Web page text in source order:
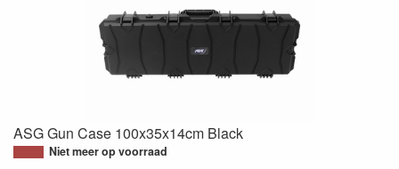
ASG Gun Case 100x35x14cm Black
Niet meer op voorraad